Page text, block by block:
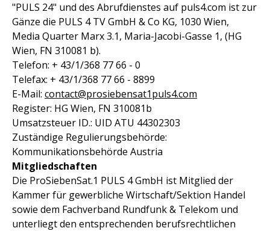
"PULS 24" und des Abrufdienstes auf puls4.com ist zur
Gänze die PULS 4 TV GmbH & Co KG, 1030 Wien,
Media Quarter Marx 3.1, Maria-Jacobi-Gasse 1, (HG
Wien, FN 310081 b).
Telefon: + 43/1/368 77 66 - 0
Telefax: + 43/1/368 77 66 - 8899
E-Mail: contact@prosiebensat1puls4.com
Register: HG Wien, FN 310081b
Umsatzsteuer ID.: UID ATU 44302303
Zuständige Regulierungsbehörde:
Kommunikationsbehörde Austria
Mitgliedschaften
Die ProSiebenSat.1 PULS 4 GmbH ist Mitglied der
Kammer für gewerbliche Wirtschaft/Sektion Handel
sowie dem Fachverband Rundfunk & Telekom und
unterliegt den entsprechenden berufsrechtlichen